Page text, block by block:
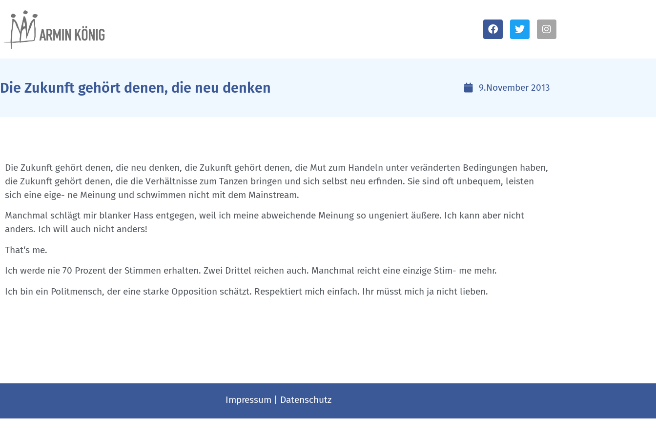
Die Zukunft gehört denen, die neu denken 9.November 2013
Die Zukunft gehört denen, die neu denken, die Zukunft gehört denen, die Mut zum Handeln unter veränderten Bedingungen haben,
die Zukunft gehört denen, die die Verhältnisse zum Tanzen bringen und sich selbst neu erfinden. Sie sind oft unbequem, leisten
sich eine eige- ne Meinung und schwimmen nicht mit dem Mainstream.
Manchmal schlägt mir blanker Hass entgegen, weil ich meine abweichende Meinung so ungeniert äußere. Ich kann aber nicht
anders. Ich will auch nicht anders!
That‘s me.
Ich werde nie 70 Prozent der Stimmen erhalten. Zwei Drittel reichen auch. Manchmal reicht eine einzige Stim- me mehr.
Ich bin ein Politmensch, der eine starke Opposition schätzt. Respektiert mich einfach. Ihr müsst mich ja nicht lieben.
Impressum Datenschutz